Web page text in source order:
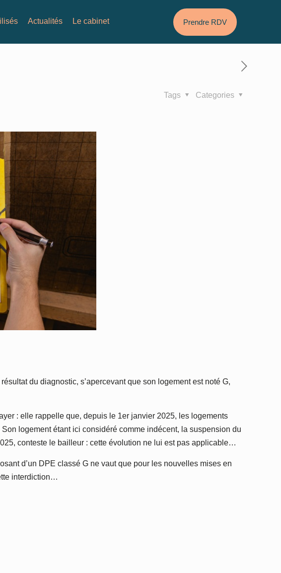
Actualités Le cabinet Prendre RDV
Categories
Tags
du diagnostic, s’apercevant que son logement est noté G,
: elle rappelle que, depuis le 1er janvier 2025, les logements
logement étant ici considéré comme indécent, la suspension du
conteste le bailleur : cette évolution ne lui est pas applicable…
d’un DPE classé G ne vaut que pour les nouvelles mises en
interdiction…